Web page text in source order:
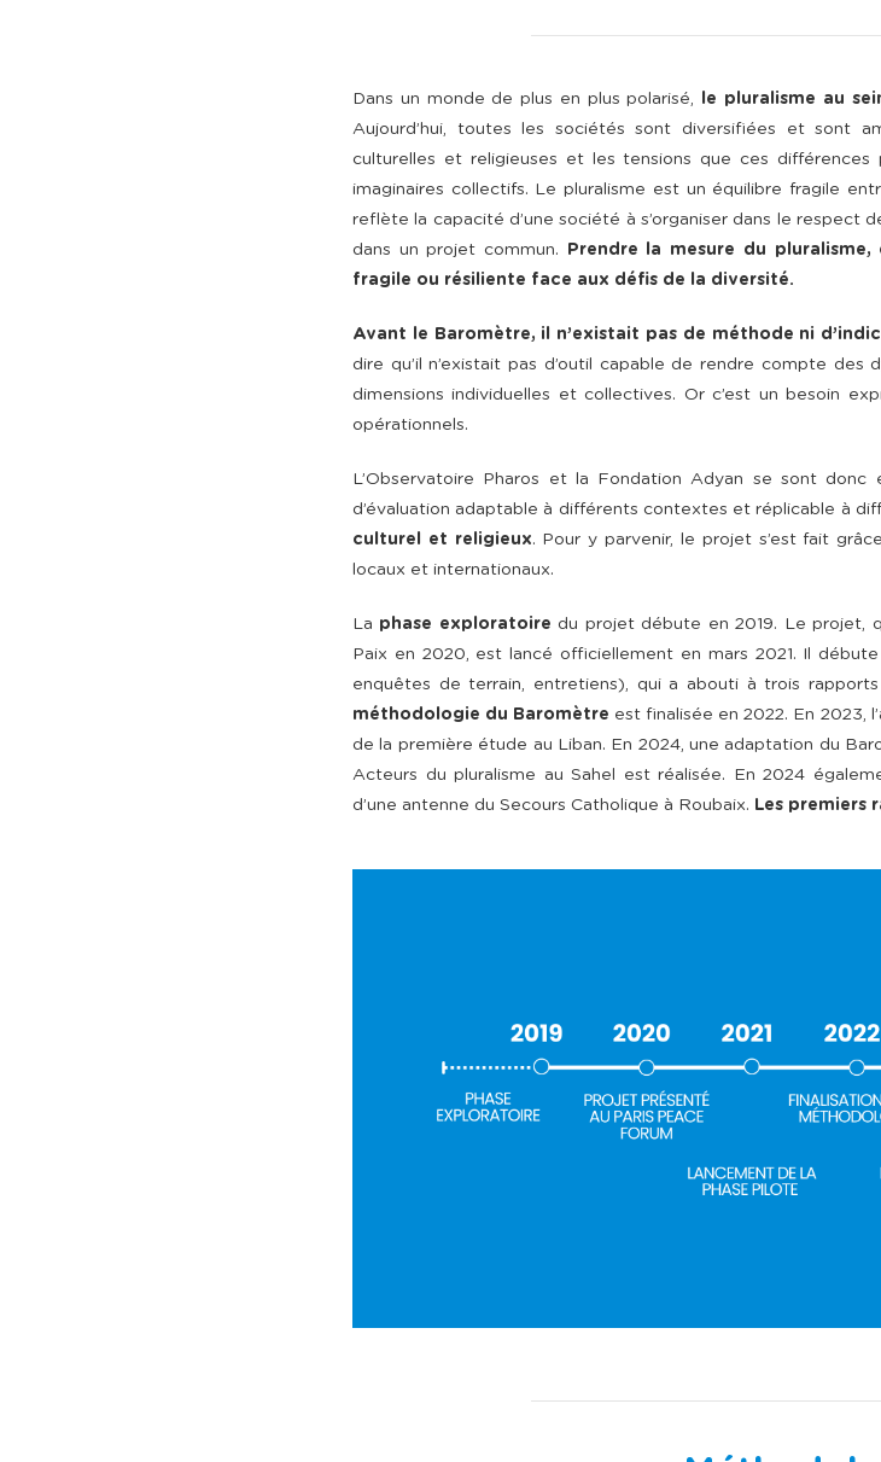
Dans un monde de plus en plus polarisé, le pluralisme au
Aujourd’hui, toutes les sociétés sont diversifiées et sont
culturelles et religieuses et les tensions que ces
imaginaires collectifs. Le pluralisme est un équilibre fragile
reflète la capacité d’une société à s’organiser dans le respect
dans un projet commun. Prendre la mesure du
fragile ou résiliente face aux défis de la diversité.
Avant le Baromètre, il n’existait pas de méthode ni
dire qu’il n’existait pas d’outil capable de rendre compte des
dimensions individuelles et collectives. Or c’est un besoin
opérationnels.
L’Observatoire Pharos et la Fondation Adyan se sont
d’évaluation adaptable à différents contextes et réplicable à
culturel et religieux. Pour y parvenir, le projet s’est fait
locaux et internationaux.
La phase exploratoire du projet débute en 2019. Le projet,
Paix en 2020, est lancé officiellement en mars 2021. Il
enquêtes de terrain, entretiens), qui a abouti à trois
méthodologie du Baromètre est finalisée en 2022. En 2023,
de la première étude au Liban. En 2024, une adaptation du
Acteurs du pluralisme au Sahel est réalisée. En 2024
d’une antenne du Secours Catholique à Roubaix. Les premiers